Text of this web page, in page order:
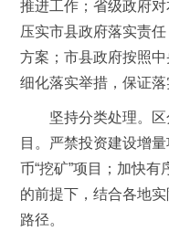
推进工作；省级政府
压实市县政府落实责
方案；市县政府按照
细化落实举措，保证落
坚持分类处理。区
目。严禁投资建设增
币“挖矿”项目；加快
的前提下，结合各地
路径。